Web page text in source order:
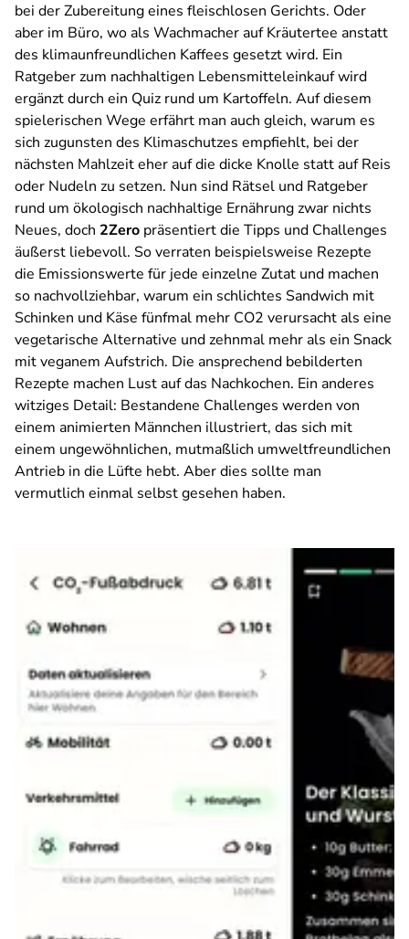
bei der Zubereitung eines fleischlosen Gerichts. Oder
aber im Büro, wo als Wachmacher auf Kräutertee anstatt
des klimaunfreundlichen Kaffees gesetzt wird. Ein
Ratgeber zum nachhaltigen Lebensmitteleinkauf wird
ergänzt durch ein Quiz rund um Kartoffeln. Auf diesem
spielerischen Wege erfährt man auch gleich, warum es
sich zugunsten des Klimaschutzes empfiehlt, bei der
nächsten Mahlzeit eher auf die dicke Knolle statt auf Reis
oder Nudeln zu setzen. Nun sind Rätsel und Ratgeber
rund um ökologisch nachhaltige Ernährung zwar nichts
Neues, doch 2Zero präsentiert die Tipps und Challenges
äußerst liebevoll. So verraten beispielsweise Rezepte
die Emissionswerte für jede einzelne Zutat und machen
so nachvollziehbar, warum ein schlichtes Sandwich mit
Schinken und Käse fünfmal mehr CO2 verursacht als eine
vegetarische Alternative und zehnmal mehr als ein Snack
mit veganem Aufstrich. Die ansprechend bebilderten
Rezepte machen Lust auf das Nachkochen. Ein anderes
witziges Detail: Bestandene Challenges werden von
einem animierten Männchen illustriert, das sich mit
einem ungewöhnlichen, mutmaßlich umweltfreundlichen
Antrieb in die Lüfte hebt. Aber dies sollte man
vermutlich einmal selbst gesehen haben.